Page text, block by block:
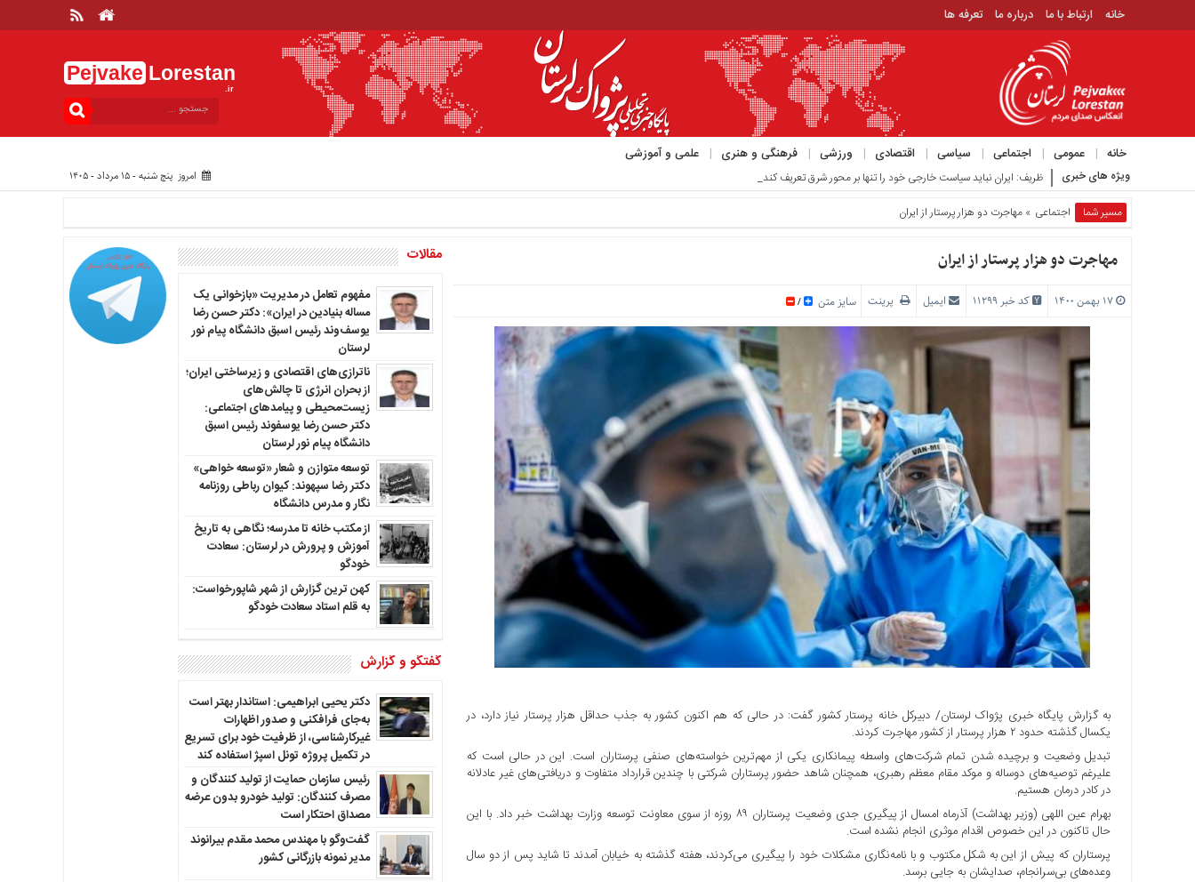
خانه ارتباط با ما درباره ما تعرفه ها
Pejvake Lorestan
.ir
خانه عمومی اجتماعی سیاسی اقتصادی ورزشی فرهنگی و هنری علمی و آموزشی
ارتباط
ویژه های خبری ظریف: ایران نباید سیاست خارجی خود را تنها بر محور شرق تعریف کند_ امروز پنج شنبه - ۱۵ مرداد - ۱۴۰۵
مسیر شما اجتماعی » مهاجرت دو هزار پرستار از ایران
مهاجرت دو هزار پرستار از ایران
کد خبر 11299 ایمیل پرینت سایز متن /
به گزارش پایگاه خبری پژواک لرستان/ دبیرکل خانه پرستار کشور گفت: در حالی که هم اکنون کشور به جذب حداقل هزار پرستار نیاز دارد، در
یکسال گذشته حدود ۲ هزار پرستار از کشور مهاجرت کردند.
تبدیل وضعیت و برچیده شدن تمام شرکت‌های واسطه پیمانکاری یکی از مهم‌ترین خواسته‌های صنفی پرستاران است. این در حالی است که
علیرغم توصیه‌های دوساله و موکد مقام معظم رهبری، همچنان شاهد حضور پرستاران شرکتی با چندین قرارداد متفاوت و دریافتی‌های غیر عادلانه
در کادر درمان هستیم.
بهرام عین اللهی (وزیر بهداشت) آذرماه امسال از پیگیری جدی وضعیت پرستاران ۸۹ روزه از سوی معاونت توسعه وزارت بهداشت خبر داد. با این
حال تاکنون در این خصوص اقدام موثری انجام نشده است.
پرستاران که پیش از این به شکل مکتوب و با نامه‌نگاری مشکلات خود را پیگیری می‌کردند، هفته گذشته به خیابان آمدند تا شاید پس از دو سال
وعده‌های بی‌سرانجام، صدایشان به جایی برسد.
مقالات
مفهوم تعامل در مدیریت «بازخوانی یک
مساله بنیادین در ایران»: دکتر حسن رضا
یوسف‌وند رئیس اسبق دانشگاه پیام نور
لرستان
ناترازی‌های اقتصادی و زیرساختی ایران؛
از بحران انرژی تا چالش‌های
زیست‌محیطی و پیامدهای اجتماعی:
دکتر حسن رضا یوسفوند رئیس اسبق
دانشگاه پیام نور لرستان
توسعه متوازن و شعار «توسعه خواهی»
دکتر رضا سپهوند: کیوان رباطی روزنامه
نگار و مدرس دانشگاه
از مکتب خانه تا مدرسه؛ نگاهی به تاریخ
آموزش و پرورش در لرستان: سعادت
خودگو
کهن ترین گزارش از شهر شاپورخواست:
به قلم استاد سعادت خودگو
گفتگو و گزارش
دکتر یحیی ابراهیمی: استاندار بهتر است
به‌جای فرافکنی و صدور اظهارات
غیرکارشناسی، از ظرفیت خود برای تسریع
در تکمیل پروژه تونل اسپژ استفاده کند
رئیس سازمان حمایت از تولید کنندگان و
مصرف کنندگان: تولید خودرو بدون عرضه
مصداق احتکار است
گفت‌وگو با مهندس محمد مقدم بیرانوند
مدیر نمونه بازرگانی کشور